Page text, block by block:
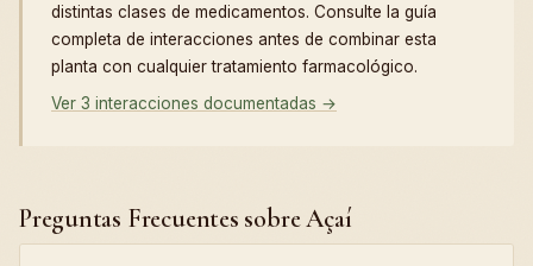
distintas clases de medicamentos. Consulte la guía
completa de interacciones antes de combinar esta
planta con cualquier tratamiento farmacológico.
Ver 3 interacciones documentadas →
Preguntas Frecuentes sobre Açaí